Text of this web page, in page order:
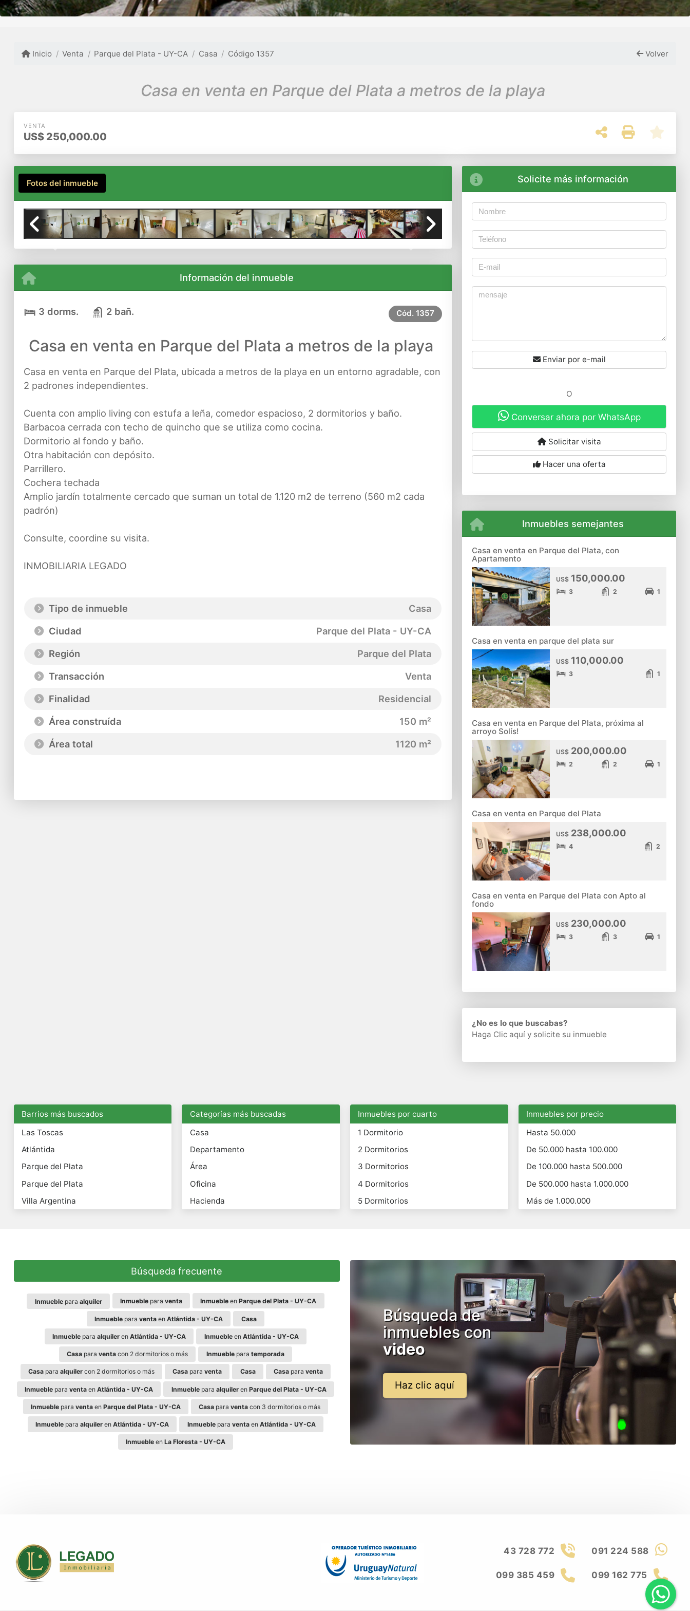
Inicio Venta Parque del Plata - UY-CA Casa Código 1357 Volver
Casa en venta en Parque del Plata a metros de la playa
VENTA
US$250,000.00
Fotos del inmueble
Previous Next
Información del inmueble
3 dorms. 2 bañ. Cód. 1357
Casa en venta en Parque del Plata a metros de la playa
Casa en venta en Parque del Plata, ubicada a metros de la playa en un entorno agradable, con
2 padrones independientes.
Cuenta con amplio living con estufa a leña, comedor espacioso, 2 dormitorios y baño.
Barbacoa cerrada con techo de quincho que se utiliza como cocina.
Dormitorio al fondo y baño.
Otra habitación con depósito.
Parrillero.
Cochera techada
Amplio jardín totalmente cercado que suman un total de 1.120 m2 de terreno (560 m2 cada
padrón)
Consulte, coordine su visita.
INMOBILIARIA LEGADO
Tipo de inmueble
Casa
Ciudad
Parque del Plata - UY-CA
Región
Parque del Plata
Transacción
Venta
Finalidad
Residencial
Área construída
150 m²
Área total
1120 m²
Solicite más información
Enviar por e-mail
O
Conversar ahora por WhatsApp
Solicitar visita
Hacer una oferta
Inmuebles semejantes
Casa en venta en Parque del Plata, con
Apartamento
US$ 150,000.00
3 2 1
Casa en venta en parque del plata sur
US$ 110,000.00
3 1
Casa en venta en Parque del Plata, próxima al
arroyo Solís!
US$ 200,000.00
2 2 1
Casa en venta en Parque del Plata
US$ 238,000.00
4 2
Casa en venta en Parque del Plata con Apto al
fondo
US$ 230,000.00
3 3 1
¿No es lo que buscabas?
Haga Clic aquí y solicite su inmueble
Barrios más buscados
Las Toscas
Atlántida
Parque del Plata
Parque del Plata
Villa Argentina
Categorías más buscadas
Casa
Departamento
Área
Oficina
Hacienda
Inmuebles por cuarto
1 Dormitorio
2 Dormitorios
3 Dormitorios
4 Dormitorios
5 Dormitorios
Inmuebles por precio
Hasta 50.000
De 50.000 hasta 100.000
De 100.000 hasta 500.000
De 500.000 hasta 1.000.000
Más de 1.000.000
Búsqueda frecuente
Inmueblepara alquiler Inmueblepara venta Inmueble enParque del Plata - UY-CA
Inmueble paraventa enAtlántida - UY-CA Casa
Inmueble paraalquiler enAtlántida - UY-CA Inmuebleen Atlántida - UY-CA
Casa paraventa con 2 dormitorios o más Inmueblepara temporada
Casapara alquilercon 2 dormitorios o más Casa paraventa Casa Casa para venta
Inmueble paraventa enAtlántida - UY-CA Inmueblepara alquileren Parque del Plata - UY-CA
Inmueblepara ventaen Parque del Plata - UY-CA Casa paraventa con 3 dormitorios o más
Inmueble paraalquiler enAtlántida - UY-CA Inmueblepara ventaen Atlántida - UY-CA
Inmuebleen La Floresta - UY-CA
Búsqueda de
inmuebles con
video
Haz clic aquí
43 728 772 091 224 588
099 385 459 099 162 775